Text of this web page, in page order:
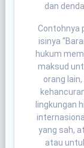
dan
Contohnya
isinya
hukum
maksud
orang
lingkungan
yang sah,
atau